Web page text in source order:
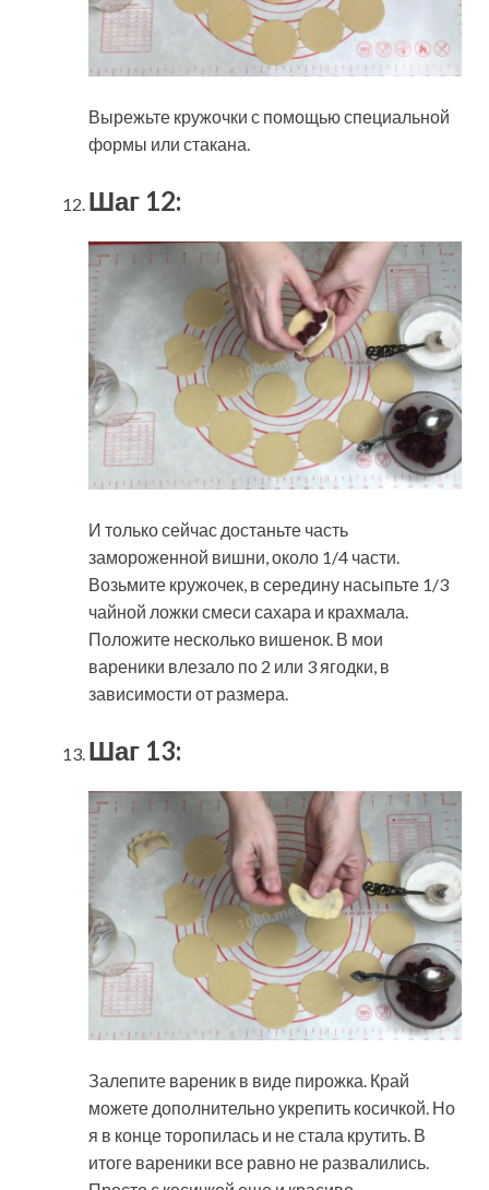
Вырежьте кружочки с помощью специальной
формы или стакана.
Шаг 12:
И только сейчас достаньте часть
замороженной вишни, около 1/4 части.
Возьмите кружочек, в середину насыпьте 1/3
чайной ложки смеси сахара и крахмала.
Положите несколько вишенок. В мои
вареники влезало по 2 или 3 ягодки, в
зависимости от размера.
Шаг 13:
Залепите вареник в виде пирожка. Край
можете дополнительно укрепить косичкой. Но
я в конце торопилась и не стала крутить. В
итоге вареники все равно не развалились.